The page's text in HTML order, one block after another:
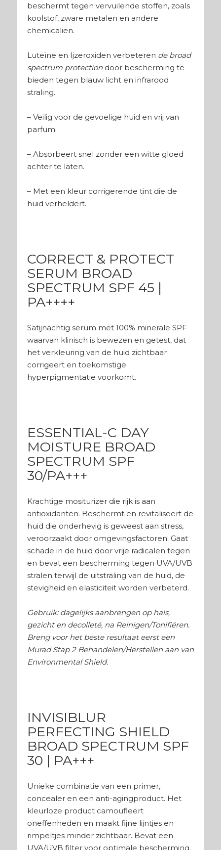
beschermt tegen vervuilende stoffen, zoals
koolstof, zware metalen en andere
chemicaliën.
Luteïne en Ijzeroxiden verbeteren de broad
spectrum protection door bescherming te
bieden tegen blauw licht en infrarood
straling.
– Veilig voor de gevoelige huid en vrij van
parfum.
– Absorbeert snel zonder een witte gloed
achter te laten.
– Met een kleur corrigerende tint die de
huid verheldert.
CORRECT & PROTECT
SERUM BROAD
SPECTRUM SPF 45 |
PA++++
Satijnachtig serum met 100% minerale SPF
waarvan klinisch is bewezen en getest, dat
het verkleuring van de huid zichtbaar
corrigeert en toekomstige
hyperpigmentatie voorkomt.
ESSENTIAL-C DAY
MOISTURE BROAD
SPECTRUM SPF
30/PA+++
Krachtige mositurizer die rijk is aan
antioxidanten. Beschermt en revitaliseert de
huid die onderhevig is geweest aan stress,
veroorzaakt door omgevingsfactoren. Gaat
schade in de huid door vrije radicalen tegen
en bevat een bescherming tegen UVA/UVB
stralen terwijl de uitstraling van de huid, de
stevigheid en elasticiteit worden verbeterd.
Gebruik: dagelijks aanbrengen op hals,
gezicht en decolleté, na Reinigen/Tonifiëren.
Breng voor het beste resultaat eerst een
Murad Stap 2 Behandelen/Herstellen aan van
Environmental Shield.
INVISIBLUR
PERFECTING SHIELD
BROAD SPECTRUM SPF
30 | PA+++
Unieke combinatie van een primer,
concealer en een anti-agingproduct. Het
kleurloze product camoufleert
oneffenheden en maakt fijne lijntjes en
rimpeltjes minder zichtbaar. Bevat een
UVA/UVB filter voor optimale bescherming.